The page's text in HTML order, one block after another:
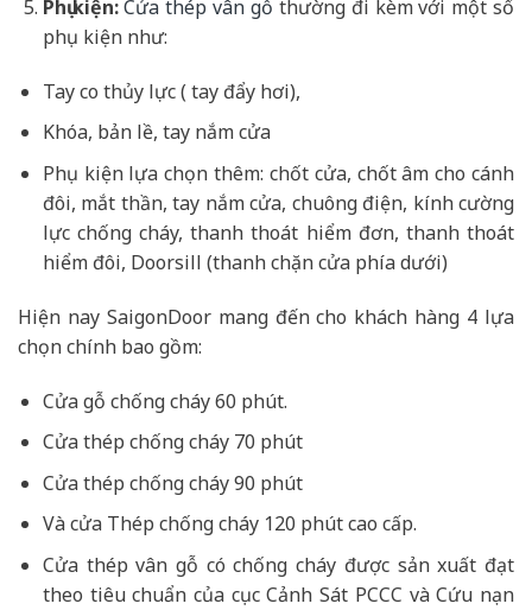
Phụ kiện:Cửa thép vân gỗ thường đi kèm với một số
phụ kiện như:
Tay co thủy lực ( tay đẩy hơi),
Khóa, bản lề, tay nắm cửa
Phụ kiện lựa chọn thêm: chốt cửa, chốt âm cho cánh
đôi, mắt thần, tay nắm cửa, chuông điện, kính cường
lực chống cháy, thanh thoát hiểm đơn, thanh thoát
hiểm đôi, Doorsill (thanh chặn cửa phía dưới)
Hiện nay SaigonDoor mang đến cho khách hàng 4 lựa
chọn chính bao gồm:
Cửa gỗ chống cháy 60 phút.
Cửa thép chống cháy 70 phút
Cửa thép chống cháy 90 phút
Và cửa Thép chống cháy 120 phút cao cấp.
Cửa thép vân gỗ có chống cháy được sản xuất đạt
theo tiêu chuẩn của cục Cảnh Sát PCCC và Cứu nạn